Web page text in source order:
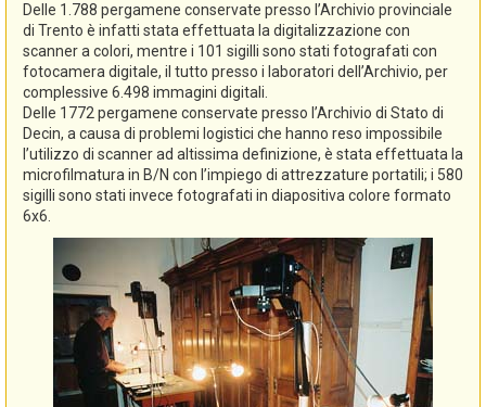
Delle 1.788 pergamene conservate presso l’Archivio provinciale
di Trento è infatti stata effettuata la digitalizzazione con
scanner a colori, mentre i 101 sigilli sono stati fotografati con
fotocamera digitale, il tutto presso i laboratori dell’Archivio, per
complessive 6.498 immagini digitali.
Delle 1772 pergamene conservate presso l’Archivio di Stato di
Decin, a causa di problemi logistici che hanno reso impossibile
l’utilizzo di scanner ad altissima definizione, è stata effettuata la
microfilmatura in B/N con l’impiego di attrezzature portatili; i 580
sigilli sono stati invece fotografati in diapositiva colore formato
6x6.